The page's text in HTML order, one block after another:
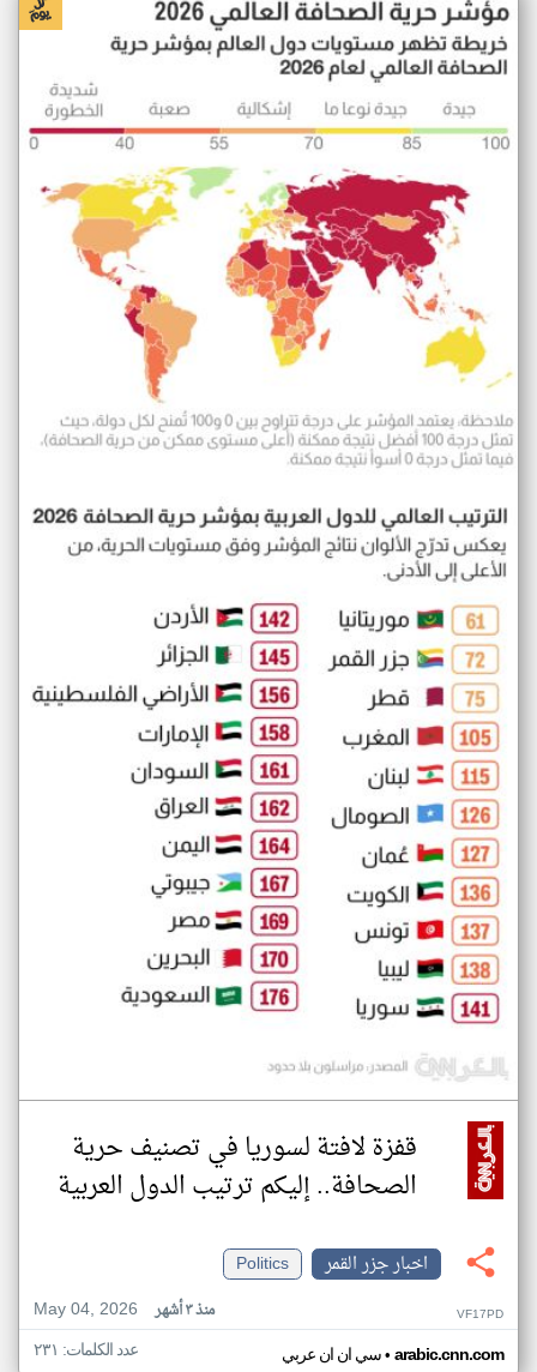
قفزة لافتة لسوريا في تصنيف حرية
الصحافة.. إليكم ترتيب الدول العربية
اخبار جزر القمر
Politics
May 04, 2026
منذ ٣ أشهر VF17PD
سي ان ان عربي• arabic.cnn.com عدد الكلمات: ٢٣١